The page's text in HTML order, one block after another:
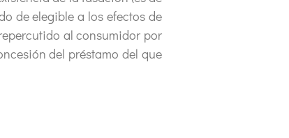
de elegible a los efectos de
al consumidor por
del préstamo del que